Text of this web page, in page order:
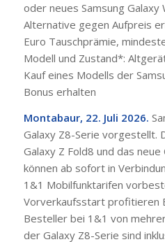
oder neues Samsung Galaxy
Alternative gegen Aufpreis
Euro Tauschprämie,
Modell und Zustand*:
Kauf eines Modells der
Bonus erhalten
Montabaur, 22. Juli 2026.
Galaxy Z8-Serie vorgestellt.
Galaxy Z Fold8 und das
können ab sofort in
1&1 Mobilfunktarifen
Vorverkaufsstart profitieren
Besteller bei 1&1 von
der Galaxy Z8-Serie sind